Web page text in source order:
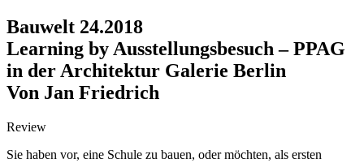
Bauwelt 24.2018
Learning by Ausstellungsbesuch – PPAG
in der Architektur Galerie Berlin
Von Jan Friedrich
Review
Sie haben vor, eine Schule zu bauen, oder möchten, als ersten